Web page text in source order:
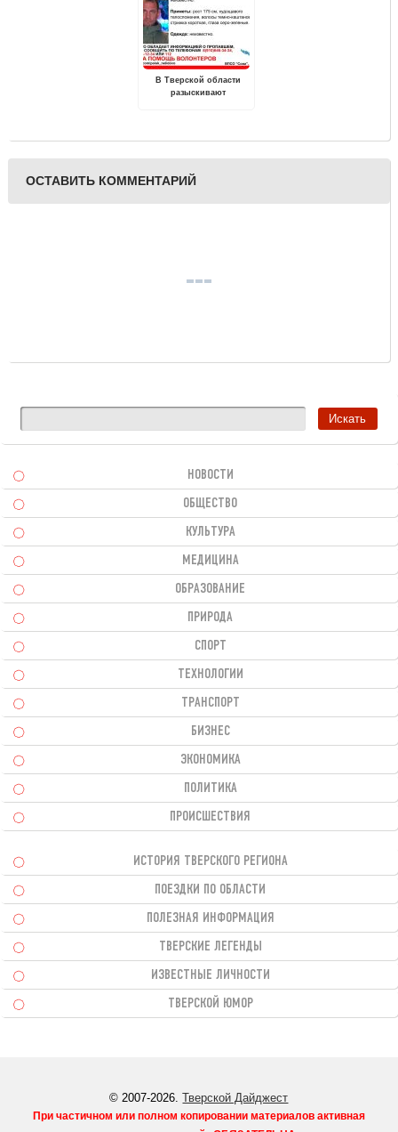
В Тверской области
разыскивают
ОСТАВИТЬ КОММЕНТАРИЙ
НОВОСТИ
ОБЩЕСТВО
КУЛЬТУРА
МЕДИЦИНА
ОБРАЗОВАНИЕ
ПРИРОДА
СПОРТ
ТЕХНОЛОГИИ
ТРАНСПОРТ
БИЗНЕС
ЭКОНОМИКА
ПОЛИТИКА
ПРОИСШЕСТВИЯ
ИСТОРИЯ ТВЕРСКОГО РЕГИОНА
ПОЕЗДКИ ПО ОБЛАСТИ
ПОЛЕЗНАЯ ИНФОРМАЦИЯ
ТВЕРСКИЕ ЛЕГЕНДЫ
ИЗВЕСТНЫЕ ЛИЧНОСТИ
ТВЕРСКОЙ ЮМОР
© 2007-2026.Тверской Дайджест
При частичном или полном копировании материалов активная